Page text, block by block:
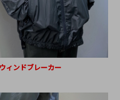
ィンドブレーカー